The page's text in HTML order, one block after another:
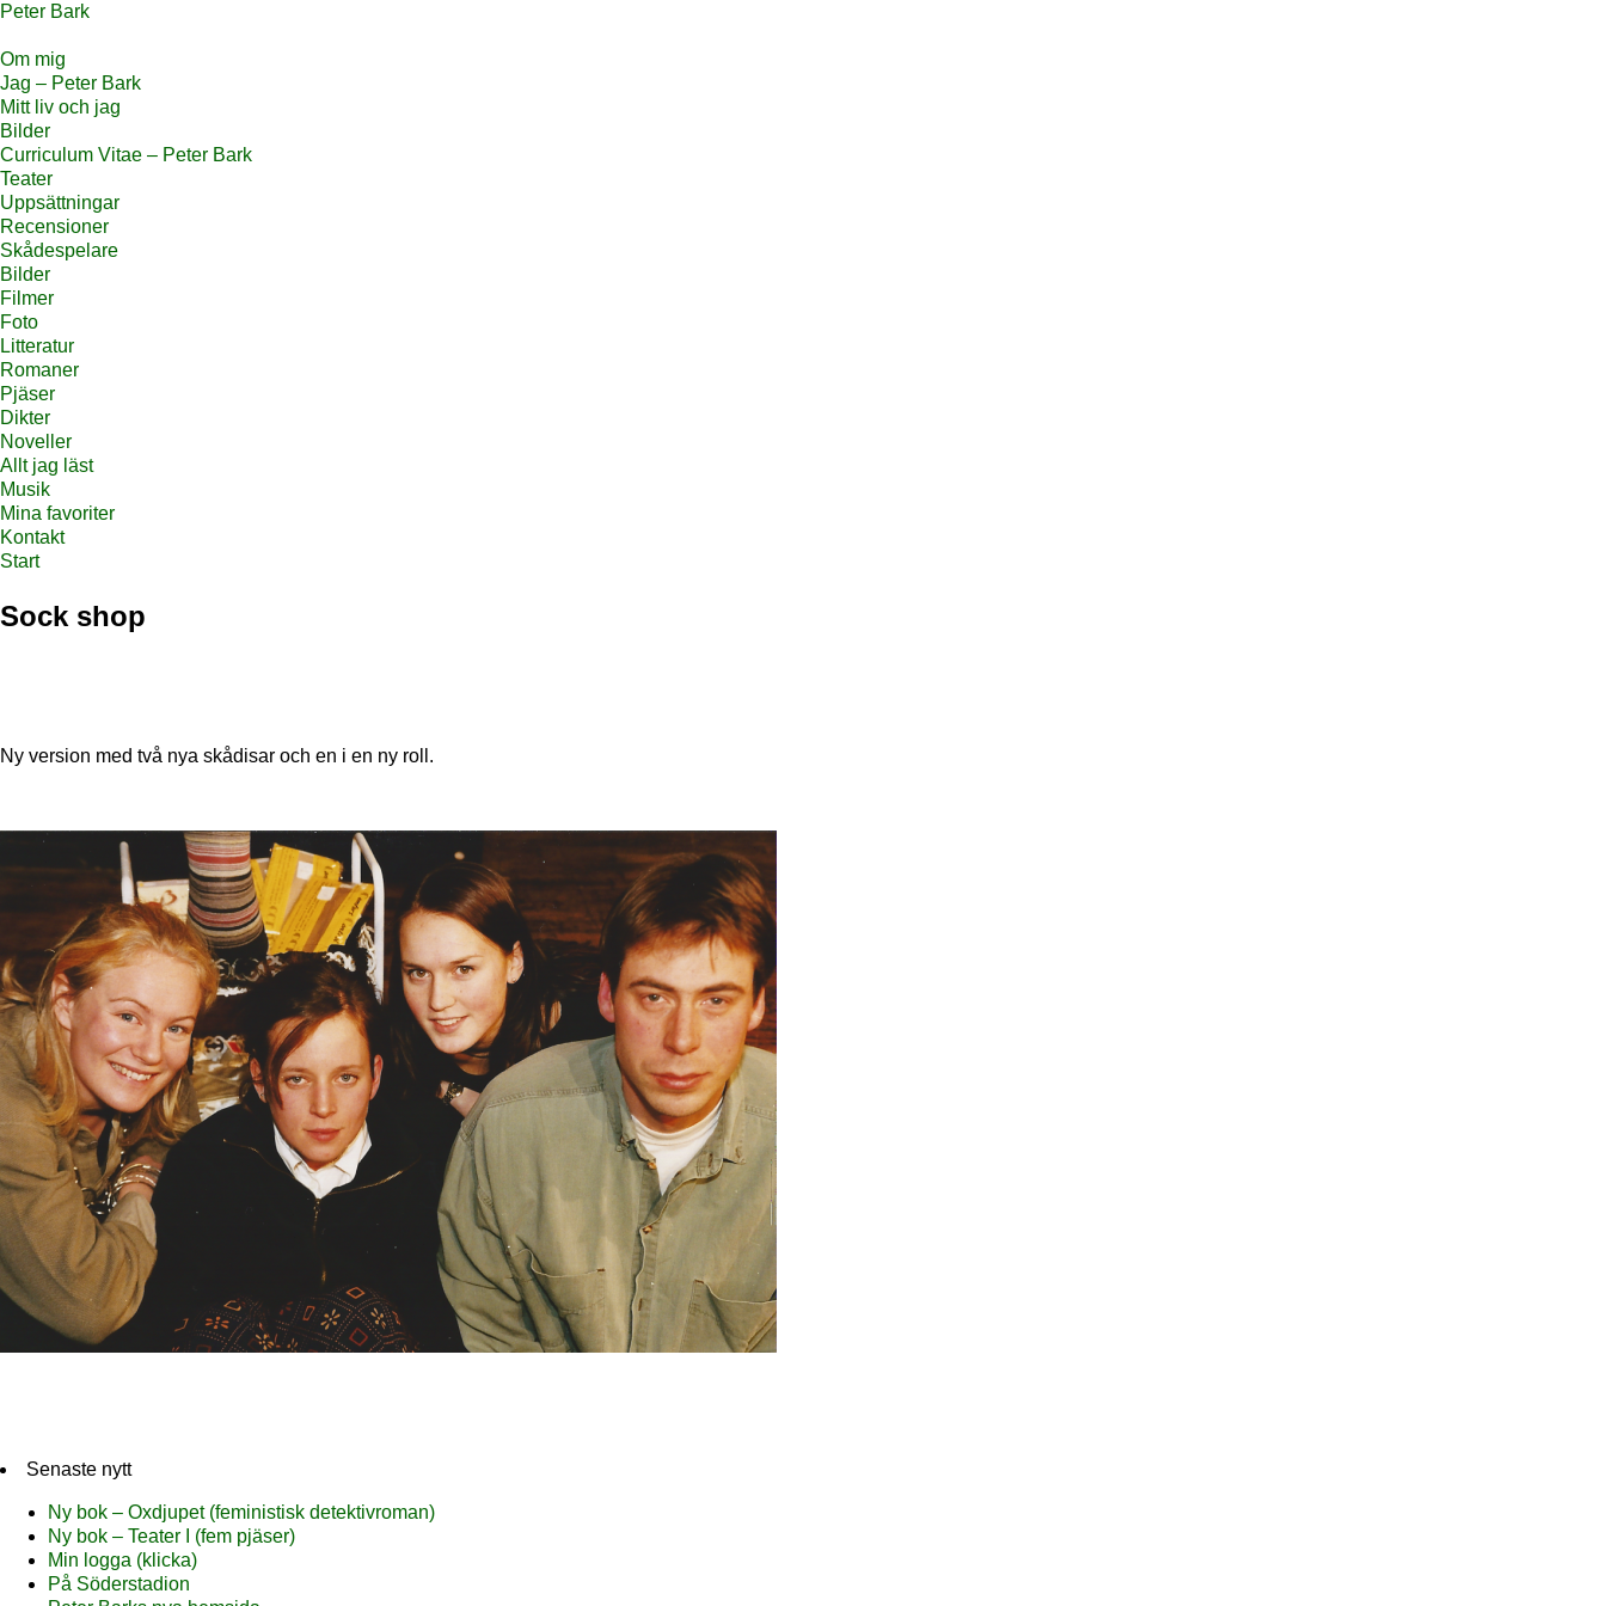
Peter Bark
Om mig
Jag – Peter Bark
Mitt liv och jag
Bilder
Curriculum Vitae – Peter Bark
Teater
Uppsättningar
Recensioner
Skådespelare
Bilder
Filmer
Foto
Litteratur
Romaner
Pjäser
Dikter
Noveller
Allt jag läst
Musik
Mina favoriter
Kontakt
Start
Sock shop
Ny version med två nya skådisar och en i en ny roll.
Senaste nytt
Ny bok – Oxdjupet (feministisk detektivroman)
Ny bok – Teater I (fem pjäser)
Min logga (klicka)
På Söderstadion